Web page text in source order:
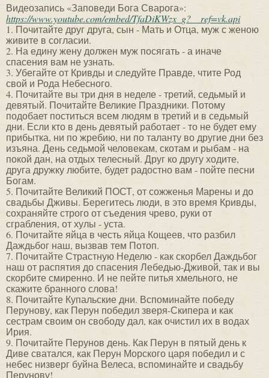
Видеозапись «Заповеди Бога Сварога»:
https://www.youtube.com/embed/TfaDiKWzx_g?__ref=vk.api
1. Почитайте друг друга, сын - Мать и Отца, муж с женою
живите в согласии.
2. На едину жену должен муж посягать - а иначе
спасения вам не узнать.
3. Убегайте от Кривды и следуйте Правде, чтите Род
свой и Рода Небесного.
4. Почитайте вы три дня в неделе - третий, седьмый и
девятый. Почитайте Великие Праздники. Потому
подобает поститься всем людям в третий и в седьмый
дни. Если кто в день девятый работает - то не будет ему
прибытка, ни по жребию, ни по таланту во другие дни без
изъяна. День седьмой человекам, скотам и рыбам - на
покой дан, на отдых телесный. Друг ко другу ходите,
друга дружку любите, будет радостно вам - пойте песни
Богам.
5. Почитайте Великий ПОСТ, от сожженья Марены и до
свадьбы Дживы. Берегитесь люди, в это время Кривды,
сохраняйте строго от съедения чрево, руки от
сграбления, от хулы - уста.
6. Почитайте яйца в честь яйца Кощеев, что разбил
Даждьбог наш, вызвав тем Потоп.
7. Почитайте Страстную Неделю - как скорбел Даждьбог
наш от распятия до спасения Лебедью-Дживой, так и вы
скорбите смиренно. И не пейте питья хмельного, не
скажите бранного слова!
8. Почитайте Купальские дни. Вспоминайте победу
Перунову, как Перун победил зверя-Скипера и как
сестрам своим он свободу дал, как очистил их в водах
Ирия.
9. Почитайте Перунов день. Как Перун в пятый день к
Диве сватался, как Перун Морского царя победил и с
небес низверг буйна Велеса, вспоминайте и свадьбу
Перунову!